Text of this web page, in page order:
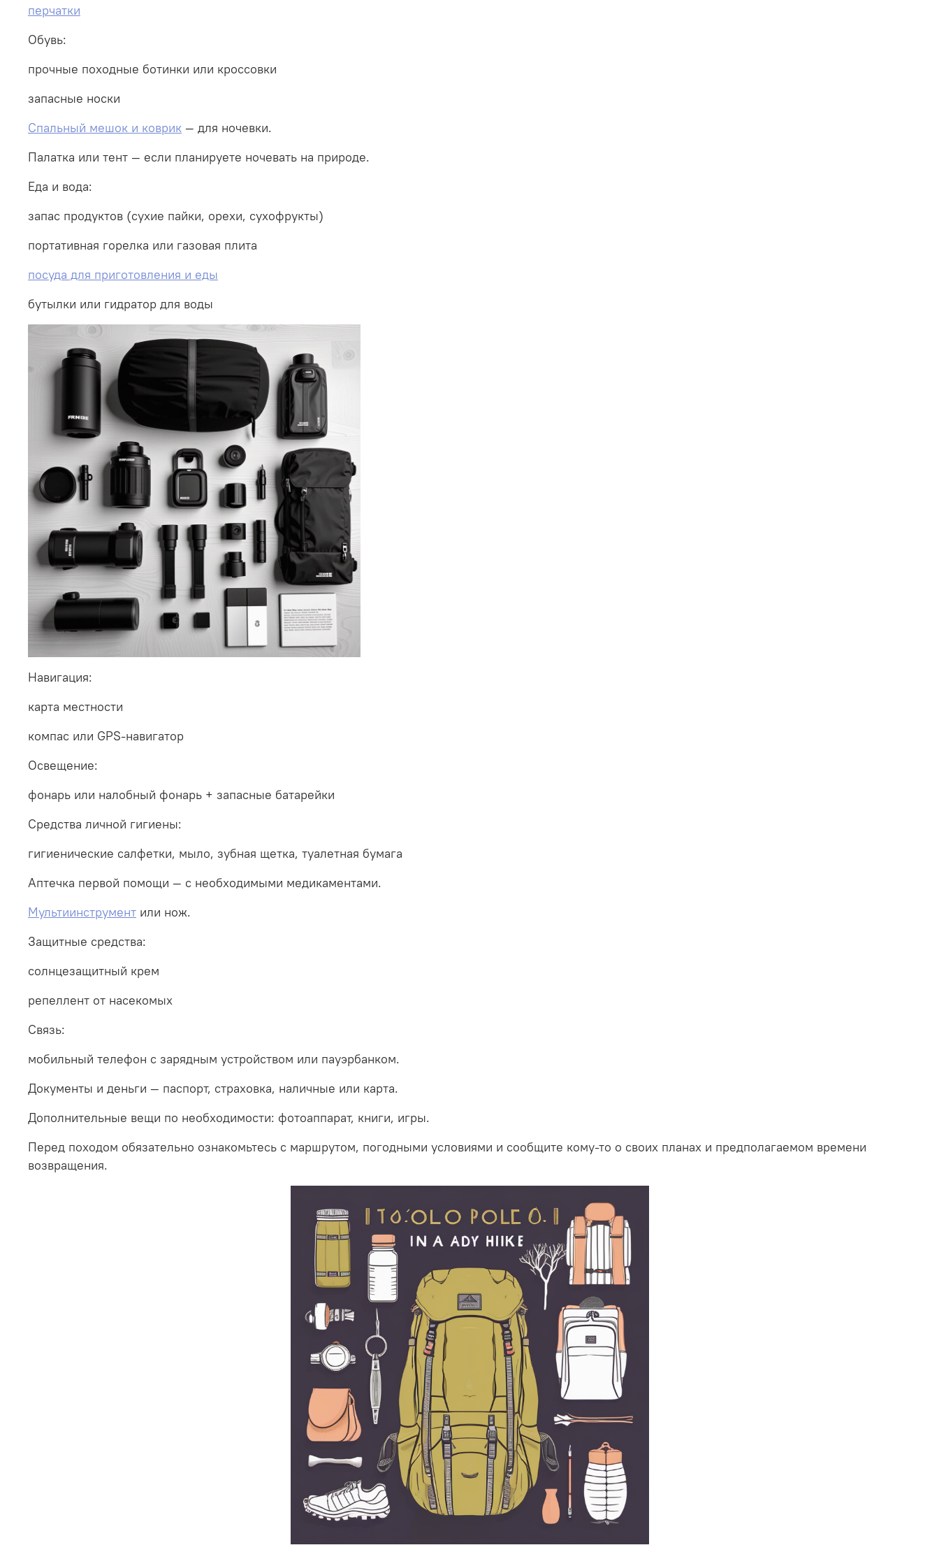
перчатки
Обувь:
прочные походные ботинки или кроссовки
запасные носки
Спальный мешок и коврик — для ночевки.
Палатка или тент — если планируете ночевать на природе.
Еда и вода:
запас продуктов (сухие пайки, орехи, сухофрукты)
портативная горелка или газовая плита
посуда для приготовления и еды
бутылки или гидратор для воды
Навигация:
карта местности
компас или GPS-навигатор
Освещение:
фонарь или налобный фонарь + запасные батарейки
Средства личной гигиены:
гигиенические салфетки, мыло, зубная щетка, туалетная бумага
Аптечка первой помощи — с необходимыми медикаментами.
Мультиинструмент или нож.
Защитные средства:
солнцезащитный крем
репеллент от насекомых
Связь:
мобильный телефон с зарядным устройством или пауэрбанком.
Документы и деньги — паспорт, страховка, наличные или карта.
Дополнительные вещи по необходимости: фотоаппарат, книги, игры.
Перед походом обязательно ознакомьтесь с маршрутом, погодными условиями и сообщите кому-то о своих планах и предполагаемом времени
возвращения.